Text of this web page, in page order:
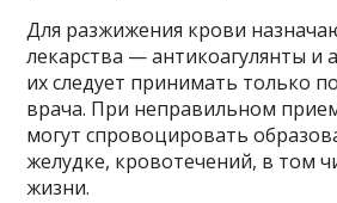
Для разжижения крови
лекарства — антикоагулянты и
их следует принимать только
врача. При неправильном
могут спровоцировать
желудке, кровотечений, в том
жизни.